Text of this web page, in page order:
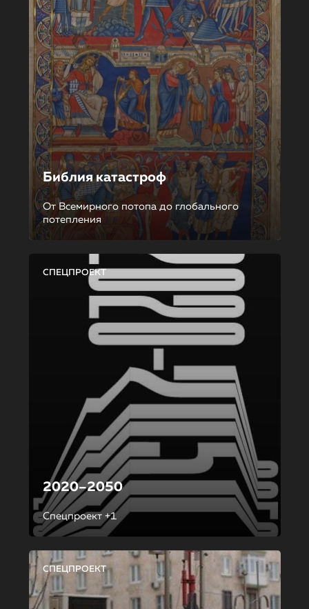
Библия катастроф
От Всемирного потопа до глобального
потепления
СПЕЦПРОЕКТ
2020–2050
Спецпроект +1
СПЕЦПРОЕКТ